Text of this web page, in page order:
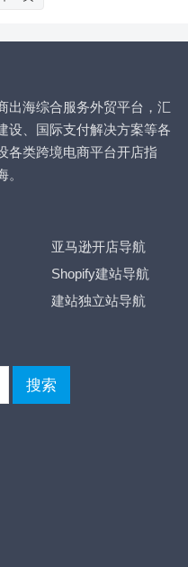
出海综合服务外贸平台，汇
设、国际支付解决方案等各
各类跨境电商平台开店指
亚马逊开店导航
Shopify建站导航
建站独立站导航